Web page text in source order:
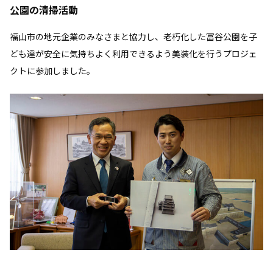
公園の清掃活動
福山市の地元企業のみなさまと協力し、老朽化した冨谷公園を子
ども達が安全に気持ちよく利用できるよう美装化を行うプロジェ
クトに参加しました。